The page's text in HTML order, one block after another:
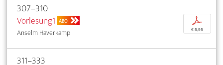
307–310
Vorlesung1 ABO
Anselm Haverkamp
p
€ 5,95
311–333